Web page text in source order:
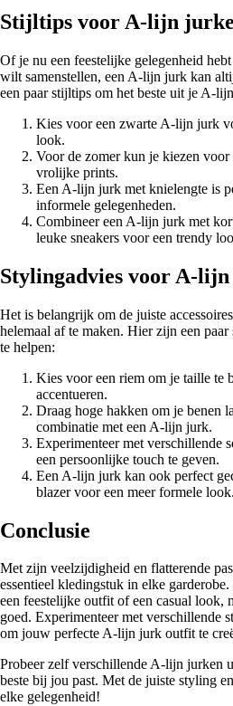
Stijltips voor A-lijn
Of je nu een feestelijke gelegenheid
wilt samenstellen, een A-lijn jurk kan
een paar stijltips om het beste uit je A-
Kies voor een zwarte A-lijn jurk
look.
Voor de zomer kun je kiezen
vrolijke prints.
Een A-lijn jurk met knielengte is
informele gelegenheden.
Combineer een A-lijn jurk met
leuke sneakers voor een trendy
Stylingadvies voor A-
Het is belangrijk om de juiste
helemaal af te maken. Hier zijn een
te helpen:
Kies voor een riem om je taille te
accentueren.
Draag hoge hakken om je benen
combinatie met een A-lijn jurk.
Experimenteer met verschillende
een persoonlijke touch te geven.
Een A-lijn jurk kan ook perfect
blazer voor een meer formele look.
Conclusie
Met zijn veelzijdigheid en flatterende
essentieel kledingstuk in elke
een feestelijke outfit of een casual
goed. Experimenteer met verschillende
om jouw perfecte A-lijn jurk outfit te
Probeer zelf verschillende A-lijn jurken
beste bij jou past. Met de juiste styling
elke gelegenheid!